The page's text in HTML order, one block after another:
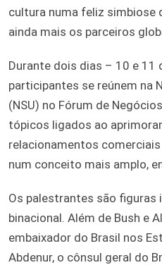
cultura numa feliz simbiose
ainda mais os parceiros
Durante dois dias – 10 e 11
participantes se reúnem na
(NSU) no Fórum de
tópicos ligados ao
relacionamentos
num conceito mais amplo,
Os palestrantes são figuras
binacional. Além de Bush e
embaixador do Brasil nos
Abdenur, o cônsul geral do